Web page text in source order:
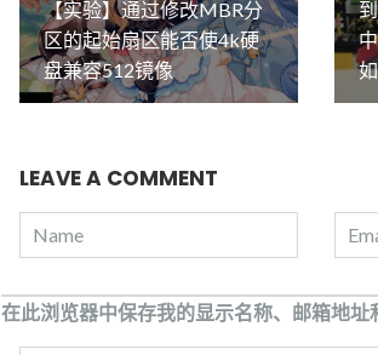
【实验】通过修改MBR分
区的起始扇区能否使4k硬
盘兼容512镜像
LEAVE A COMMENT
在此浏览器中保存我的显示名称、邮箱地址